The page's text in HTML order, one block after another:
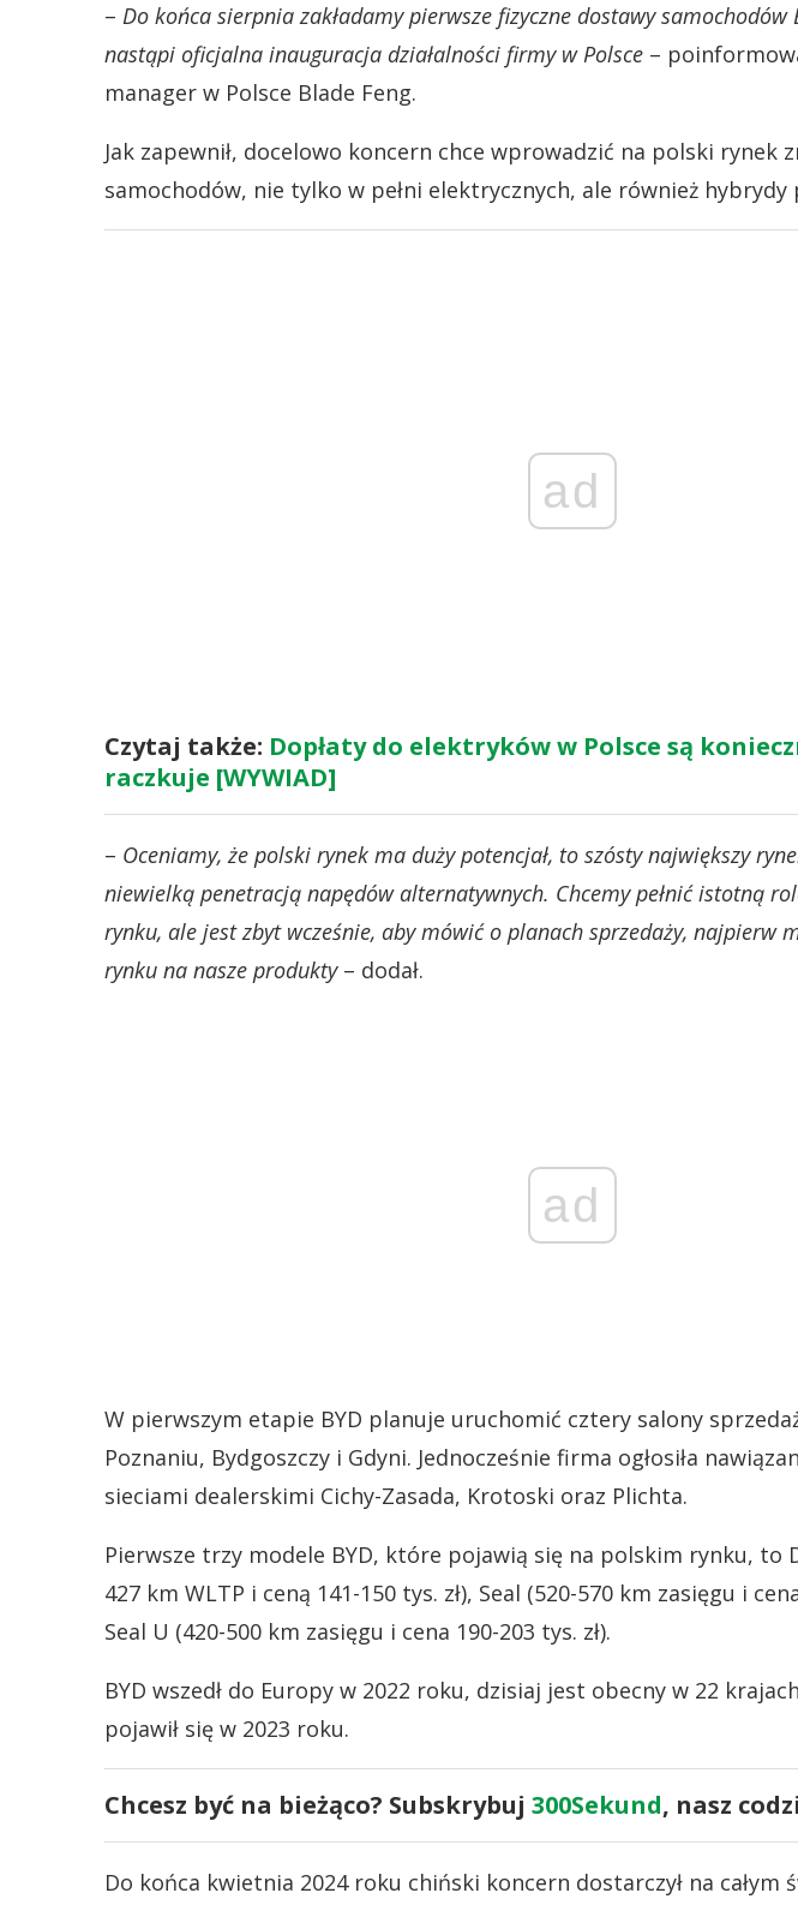
– Do końca sierpnia zakładamy pierwsze fizyczne dostawy samochodów
nastąpi oficjalna inauguracja działalności firmy w Polsce –
manager w Polsce Blade Feng.
Jak zapewnił, docelowo koncern chce wprowadzić na polski rynek
samochodów, nie tylko w pełni elektrycznych, ale również hybrydy
ad
Czytaj także: Dopłaty do elektryków w Polsce są
raczkuje [WYWIAD]
– Oceniamy, że polski rynek ma duży potencjał, to szósty największy
niewielką penetracją napędów alternatywnych. Chcemy pełnić istotną
rynku, ale jest zbyt wcześnie, aby mówić o planach sprzedaży, najpierw
rynku na nasze produkty– dodał.
ad
W pierwszym etapie BYD planuje uruchomić cztery salony
Poznaniu, Bydgoszczy i Gdyni. Jednocześnie firma ogłosiła
sieciami dealerskimi Cichy-Zasada, Krotoski oraz Plichta.
Pierwsze trzy modele BYD, które pojawią się na polskim rynku, to
427 km WLTP i ceną 141-150 tys. zł), Seal (520-570 km zasięgu i
Seal U (420-500 km zasięgu i cena 190-203 tys. zł).
BYD wszedł do Europy w 2022 roku, dzisiaj jest obecny w 22
pojawił się w 2023 roku.
Chcesz być na bieżąco? Subskrybuj 300Sekund, nasz
Do końca kwietnia 2024 roku chiński koncern dostarczył na całym